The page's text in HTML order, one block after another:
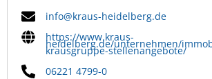
info@kraus-heidelberg.de
https://www.kraus-
heidelberg.de/unternehmen/
krausgruppe-stellenangebote/
06221 4799-0